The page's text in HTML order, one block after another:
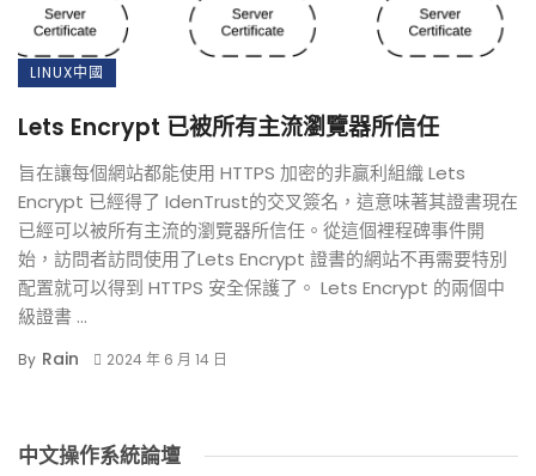
LINUX中國
Lets Encrypt 已被所有主流瀏覽器所信任
旨在讓每個網站都能使用 HTTPS 加密的非贏利組織 Lets
Encrypt 已經得了 IdenTrust的交叉簽名，這意味著其證書現在
已經可以被所有主流的瀏覽器所信任。從這個裡程碑事件開
始，訪問者訪問使用了Lets Encrypt 證書的網站不再需要特別
配置就可以得到 HTTPS 安全保護了。 Lets Encrypt 的兩個中
級證書 ...
By Rain 2024 年 6 月 14 日
中文操作系統論壇